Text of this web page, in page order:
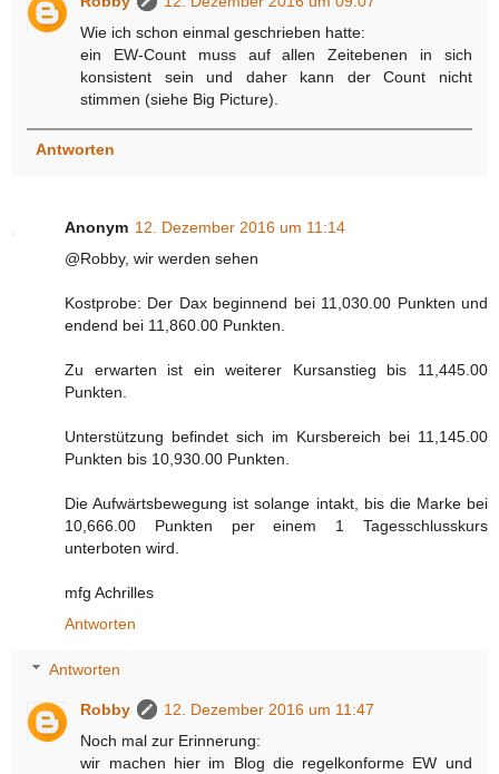
Wie ich schon einmal geschrieben hatte:
ein EW-Count muss auf allen Zeitebenen in sich
konsistent sein und daher kann der Count nicht
stimmen (siehe Big Picture).
Antworten
Anonym 12. Dezember 2016 um 11:14
@Robby, wir werden sehen
Kostprobe: Der Dax beginnend bei 11,030.00 Punkten und
endend bei 11,860.00 Punkten.
Zu erwarten ist ein weiterer Kursanstieg bis 11,445.00
Punkten.
Unterstützung befindet sich im Kursbereich bei 11,145.00
Punkten bis 10,930.00 Punkten.
Die Aufwärtsbewegung ist solange intakt, bis die Marke bei
10,666.00 Punkten per einem 1 Tagesschlusskurs
unterboten wird.
mfg Achrilles
Antworten
Antworten
Robby
12. Dezember 2016 um 11:47
Noch mal zur Erinnerung:
wir machen hier im Blog die regelkonforme EW und